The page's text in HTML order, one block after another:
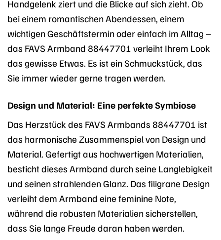
Handgelenk ziert und die Blicke auf sich zieht. Ob
bei einem romantischen Abendessen, einem
wichtigen Geschäftstermin oder einfach im Alltag –
das FAVS Armband 88447701 verleiht Ihrem Look
das gewisse Etwas. Es ist ein Schmuckstück, das
Sie immer wieder gerne tragen werden.
Design und Material: Eine perfekte Symbiose
Das Herzstück des FAVS Armbands 88447701 ist
das harmonische Zusammenspiel von Design und
Material. Gefertigt aus hochwertigen Materialien,
besticht dieses Armband durch seine Langlebigkeit
und seinen strahlenden Glanz. Das filigrane Design
verleiht dem Armband eine feminine Note,
während die robusten Materialien sicherstellen,
dass Sie lange Freude daran haben werden.